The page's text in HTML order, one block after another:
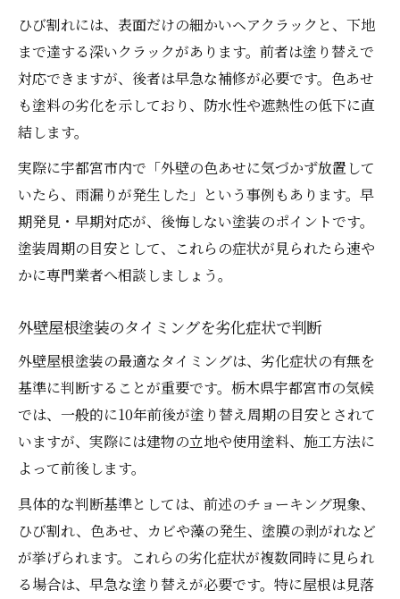
ひび割れには、表面だけの細かいヘアクラックと、下地
まで達する深いクラックがあります。前者は塗り替えで
対応できますが、後者は早急な補修が必要です。色あせ
も塗料の劣化を示しており、防水性や遮熱性の低下に直
結します。
実際に宇都宮市内で「外壁の色あせに気づかず放置して
いたら、雨漏りが発生した」という事例もあります。早
期発見・早期対応が、後悔しない塗装のポイントです。
塗装周期の目安として、これらの症状が見られたら速や
かに専門業者へ相談しましょう。
外壁屋根塗装のタイミングを劣化症状で判断
外壁屋根塗装の最適なタイミングは、劣化症状の有無を
基準に判断することが重要です。栃木県宇都宮市の気候
では、一般的に10年前後が塗り替え周期の目安とされて
いますが、実際には建物の立地や使用塗料、施工方法に
よって前後します。
具体的な判断基準としては、前述のチョーキング現象、
ひび割れ、色あせ、カビや藻の発生、塗膜の剥がれなど
が挙げられます。これらの劣化症状が複数同時に見られ
る場合は、早急な塗り替えが必要です。特に屋根は見落